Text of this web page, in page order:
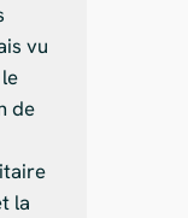
vu
de
la